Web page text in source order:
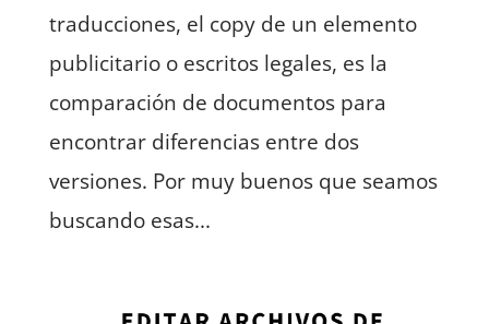
traducciones, el copy de un elemento
publicitario o escritos legales, es la
comparación de documentos para
encontrar diferencias entre dos
versiones. Por muy buenos que seamos
buscando esas...